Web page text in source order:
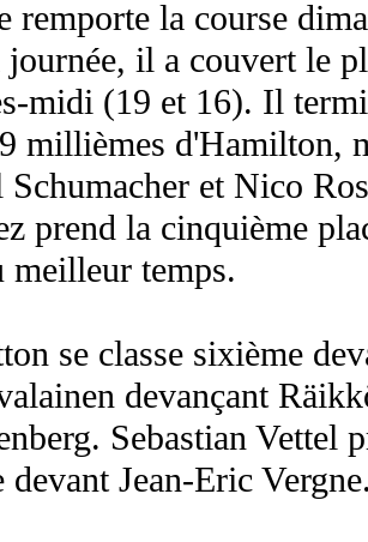
remporte la course
journée, il a couvert le
midi (19 et 16). Il
millièmes d'Hamilton,
et Nico
prend la cinquième
meilleur temps.
se classe sixième
devançant
Sebastian Vettel
devant Jean-Eric